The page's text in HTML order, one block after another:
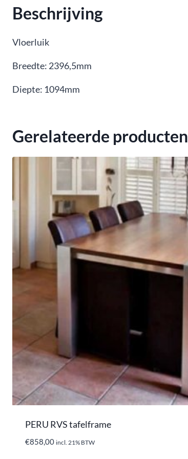
Beschrijving
Vloerluik
Breedte: 2396,5mm
Diepte: 1094mm
Gerelateerde producten
PERU RVS tafelframe
€858,00 incl. 21% BTW